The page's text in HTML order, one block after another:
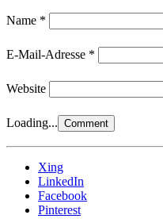
Name *
E-Mail-Adresse *
Website
Loading...
Xing
LinkedIn
Facebook
Pinterest